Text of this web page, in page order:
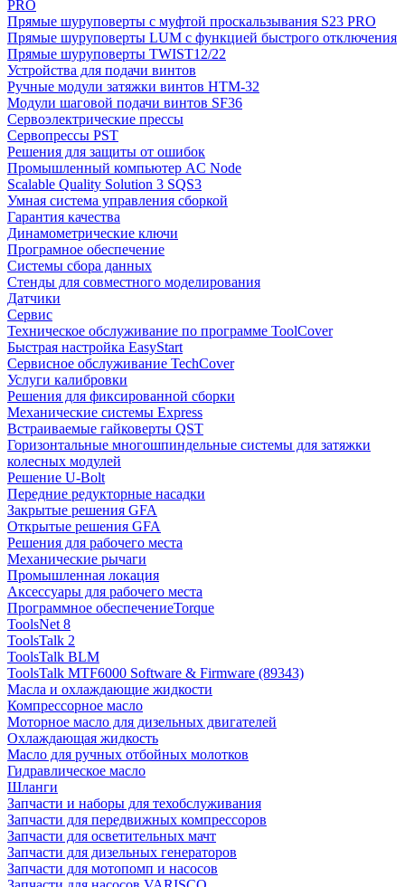
PRO
Прямые шуруповерты с муфтой проскальзывания S23 PRO
Прямые шуруповерты LUM с функцией быстрого отключения
Прямые шуруповерты TWIST12/22
Устройства для подачи винтов
Ручные модули затяжки винтов HTM-32
Модули шаговой подачи винтов SF36
Сервоэлектрические прессы
Сервопрессы PST
Решения для защиты от ошибок
Промышленный компьютер AC Node
Scalable Quality Solution 3 SQS3
Умная система управления сборкой
Гарантия качества
Динамометрические ключи
Програмное обеспечение
Системы сбора данных
Стенды для совместного моделирования
Датчики
Сервис
Техническое обслуживание по программе ToolCover
Быстрая настройка EasyStart
Cервисное обслуживание TechCover
Услуги калибровки
Решения для фиксированной сборки
Механические системы Express
Встраиваемые гайковерты QST
Горизонтальные многошпиндельные системы для затяжки
колесных модулей
Решение U-Bolt
Передние редукторные насадки
Закрытые решения GFA
Открытые решения GFA
Решения для рабочего места
Механические рычаги
Промышленная локация
Аксессуары для рабочего места
Программное обеспечениеTorque
ToolsNet 8
ToolsTalk 2
ToolsTalk BLM
ToolsTalk MTF6000 Software & Firmware (89343)
Масла и охлаждающие жидкости
Компрессорное масло
Моторное масло для дизельных двигателей
Охлаждающая жидкость
Масло для ручных отбойных молотков
Гидравлическое масло
Шланги
Запчасти и наборы для техобслуживания
Запчасти для передвижных компрессоров
Запчасти для осветительных мачт
Запчасти для дизельных генераторов
Запчасти для мотопомп и насосов